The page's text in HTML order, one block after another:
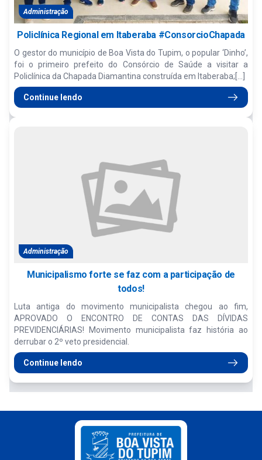
Administração
Policlínica Regional em Itaberaba #ConsorcioChapada
O gestor do município de Boa Vista do Tupim, o popular ‘Dinho’,
foi o primeiro prefeito do Consórcio de Saúde a visitar a
Policlínica da Chapada Diamantina construída em Itaberaba;[...]
Continue lendo
Administração
Municipalismo forte se faz com a participação de
todos!
Luta antiga do movimento municipalista chegou ao fim,
APROVADO O ENCONTRO DE CONTAS DAS DÍVIDAS
PREVIDENCIÁRIAS! Movimento municipalista faz história ao
derrubar o 2º veto presidencial.
Continue lendo